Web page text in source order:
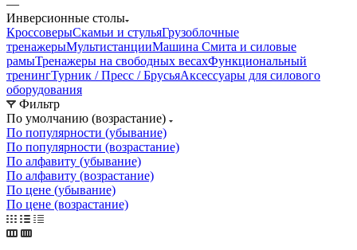
—
Инверсионные столы
КроссоверыСкамьи и стульяГрузоблочные
тренажерыМультистанцииМашина Смита и силовые
рамыТренажеры на свободных весахФункциональный
тренингТурник / Пресс / БрусьяАксессуары для силового
оборудования
Фильтр
По умолчанию (возрастание)
По популярности (убывание)
По популярности (возрастание)
По алфавиту (убывание)
По алфавиту (возрастание)
По цене (убывание)
По цене (возрастание)